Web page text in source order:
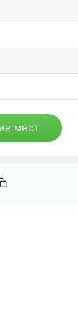
мест